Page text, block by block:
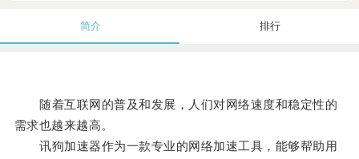
简介 排行
随着互联网的普及和发展，人们对网络速度和稳定性的
需求也越来越高。
讯狗加速器作为一款专业的网络加速工具，能够帮助用